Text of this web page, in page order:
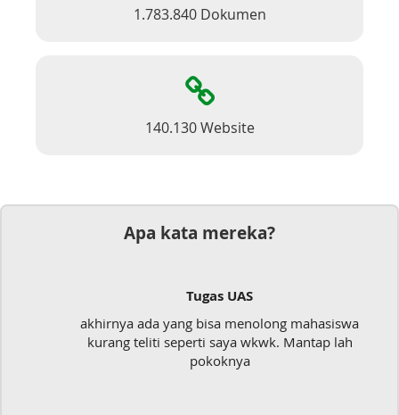
1.783.840 Dokumen
140.130 Website
Apa kata mereka?
mahasiswa
Mantap lah
Mudah sekali, tinggal kirim
langsung jadi